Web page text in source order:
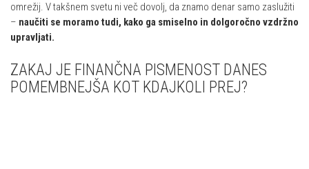
omrežij. V takšnem svetu ni več dovolj, da znamo denar samo zaslužiti
– naučiti se moramo tudi, kako ga smiselno in dolgoročno vzdržno
upravljati.
ZAKAJ JE FINANČNA PISMENOST DANES
POMEMBNEJŠA KOT KDAJKOLI PREJ?